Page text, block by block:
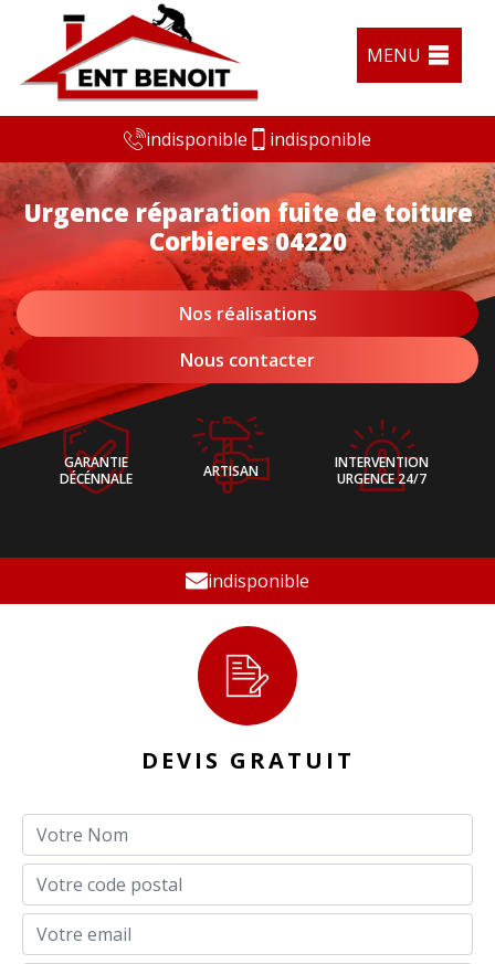
MENU
indisponible indisponible
Urgence réparation fuite de toiture
Corbieres 04220
Nos réalisations
Nous contacter
GARANTIE
DÉCÉNNALE
ARTISAN
INTERVENTION
URGENCE 24/7
indisponible
DEVIS GRATUIT